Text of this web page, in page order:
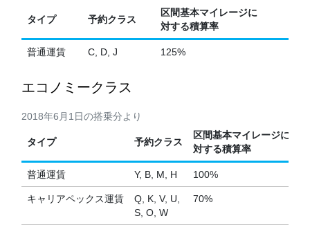
タイプ 予約クラス
区間基本マイレージに
対する積算率
普通運賃 C, D, J 125%
エコノミークラス
2018年6月1日の搭乗分より
タイプ 予約クラス
区間基本マイレージに
対する積算率
普通運賃 Y, B, M, H 100%
キャリアペックス運賃
Q, K, V, U,
S, O, W
70%